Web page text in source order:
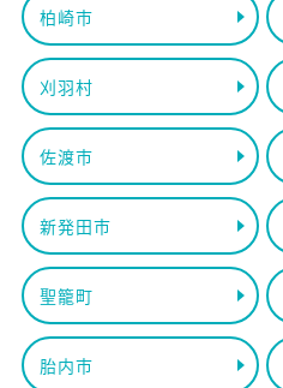
柏崎市
刈羽村
佐渡市
新発田市
聖籠町
胎内市